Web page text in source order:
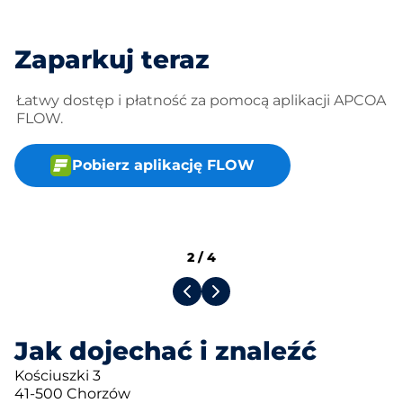
Zaparkuj teraz
Łatwy dostęp i płatność za pomocą aplikacji APCOA
FLOW.
Pobierz aplikację FLOW
Jak dojechać i znaleźć
Kościuszki 3
41-500 Chorzów
2 /4